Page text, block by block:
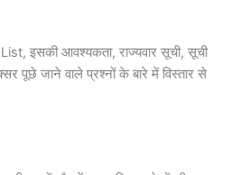
इसकी आवश्यकता, राज्यवार सूची, सूची
पूछे जाने वाले प्रश्नों के बारे में विस्तार से